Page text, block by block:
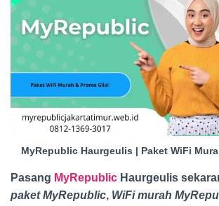
MyRepublic Haurgeulis | Paket WiFi
Pasang MyRepublic Haurgeulis
paket MyRepublic, WiFi murah